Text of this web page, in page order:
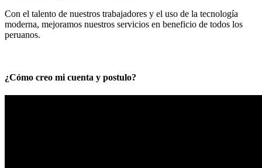
Con el talento de nuestros trabajadores y el uso de la tecnología
moderna, mejoramos nuestros servicios en beneficio de todos los
peruanos.
¿Cómo creo mi cuenta y postulo?